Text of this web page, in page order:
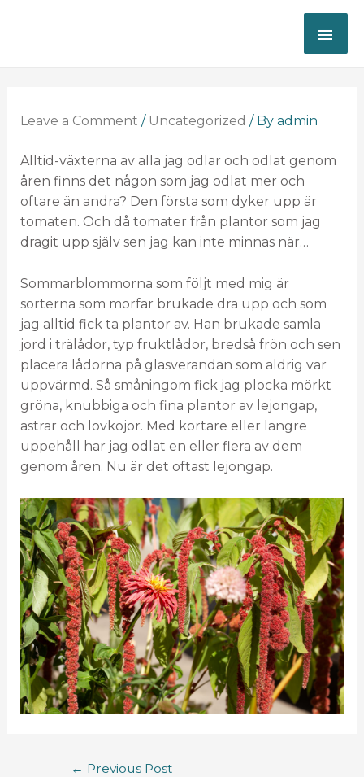
Leave a Comment / Uncategorized / By admin
Alltid-växterna av alla jag odlar och odlat genom
åren finns det någon som jag odlat mer och
oftare än andra? Den första som dyker upp är
tomaten. Och då tomater från plantor som jag
dragit upp själv sen jag kan inte minnas när…
Sommarblommorna som följt med mig är
sorterna som morfar brukade dra upp och som
jag alltid fick ta plantor av. Han brukade samla
jord i trälådor, typ fruktlådor, bredså frön och sen
placera lådorna på glasverandan som aldrig var
uppvärmd. Så småningom fick jag plocka mörkt
gröna, knubbiga och fina plantor av lejongap,
astrar och lövkojor. Med kortare eller längre
uppehåll har jag odlat en eller flera av dem
genom åren. Nu är det oftast lejongap.
← Previous Post